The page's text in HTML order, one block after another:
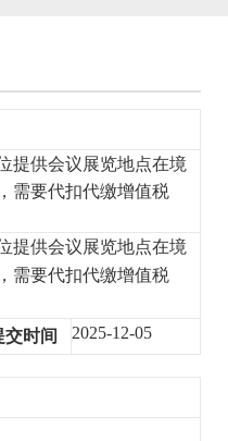
提供会议展览地点在境
需要代扣代缴增值税
提供会议展览地点在境
需要代扣代缴增值税
交时间 2025-12-05